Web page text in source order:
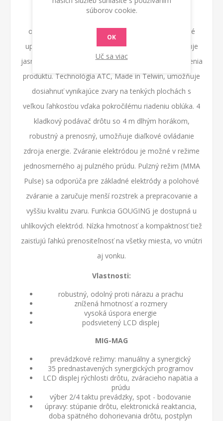
Operátor môže tiež zasahovať ručne počas dĺžky
oblúka: toto nastavenie znamená, že zvar je možné
upraviť podľa štýlu zvárača. Grafický displej umožňuje
jasný pohľad na hlavné parametre zvárania a nastavenia
produktu. Technológia ATC, Made in Telwin, umožňuje
dosiahnuť vynikajúce zvary na tenkých plochách s
veľkou ľahkosťou vďaka pokročilému riadeniu oblúka. 4
kladkový podávač drôtu so 4 m dlhým horákom,
robustný a prenosný, umožňuje diaľkové ovládanie
zdroja energie. Zváranie elektródou je možné v režime
jednosmerného aj pulzného prúdu. Pulzný režim (MMA
Pulse) sa odporúča pre základné elektródy a polohové
zváranie a zaručuje menší rozstrek a prepracovanie a
vyššiu kvalitu zvaru. Funkcia GOUGING je dostupná u
uhlíkových elektród. Nízka hmotnosť a kompaktnosť tiež
zaisťujú ľahkú prenositeľnosť na všetky miesta, vo vnútri
aj vonku.
Vlastnosti:
robustný, odolný proti nárazu a prachu
znížená hmotnosť a rozmery
vysoká úspora energie
podsvietený LCD displej
MIG-MAG
prevádzkové režimy: manuálny a synergický
35 prednastavených synergických programov
LCD displej rýchlosti drôtu, zváracieho napätia a
prúdu
výber 2/4 taktu prevádzky, spot - bodovanie
úpravy: stúpanie drôtu, elektronická reaktancia,
doba spätného dohorievania drôtu, postplyn
súborov cookie.
OK
Uč sa viac